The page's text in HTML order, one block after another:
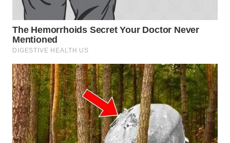
SIMALUNGUN
WN
LABUHANBATU
WN
TAPANULI
TENGAH
WN DELI
SERDANG